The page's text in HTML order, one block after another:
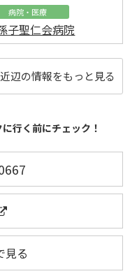
病院・医療
子聖仁会病院
辺の情報をもっと見る
行く前にチェック！
見る